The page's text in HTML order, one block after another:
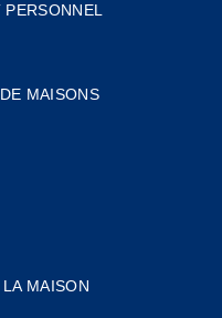
MAISONS
MAISON